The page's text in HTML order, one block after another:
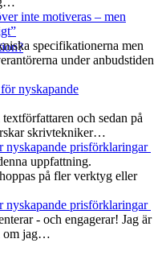
inte motiveras – men
specifikationerna men
under anbudstiden
nyskapande
och sedan på
skrivtekniker…
nyskapande prisförklaringar
uppfattning.
på fler verktyg eller
nyskapande prisförklaringar
- och engagerar! Jag är
om jag…